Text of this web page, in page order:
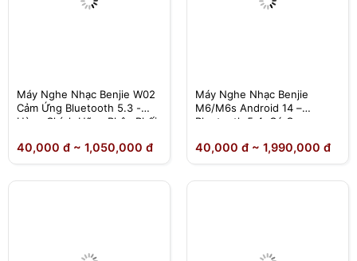
Máy Nghe Nhạc Benjie W02
Cảm Ứng Bluetooth 5.3 -
Hàng Chính Hãng Phân Phối
40,000 đ ~ 1,050,000 đ
Máy Nghe Nhạc Benjie
M6/M6s Android 14 –
Bluetooth 5.4, Có Camera,
Hãng
40,000 đ ~ 1,990,000 đ